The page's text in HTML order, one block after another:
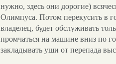
нужно, здесь они дорогие)
Олимпуса. Потом перекусить в
владелец, будет обслуживать
промчаться на машине вниз по
закладывать уши от перепада